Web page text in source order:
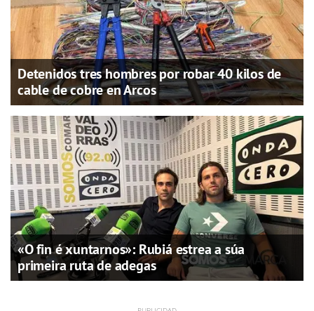
Detenidos tres hombres por robar 40 kilos de
cable de cobre en Arcos
«O fin é xuntarnos»: Rubiá estrea a súa
primeira ruta de adegas